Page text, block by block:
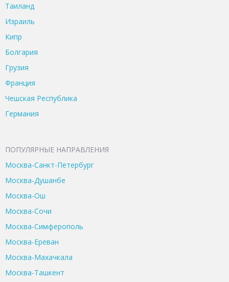
Таиланд
Израиль
Кипр
Болгария
Грузия
Франция
Чешская Республика
Германия
ПОПУЛЯРНЫЕ НАПРАВЛЕНИЯ
Москва-Санкт-Петербург
Москва-Душанбе
Москва-Ош
Москва-Сочи
Москва-Симферополь
Москва-Ереван
Москва-Махачкала
Москва-Ташкент